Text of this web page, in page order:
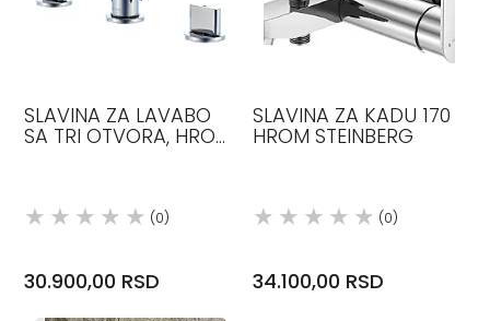
SLAVINA ZA LAVABO
SA TRI OTVORA, HROM,
(0)
30.900,00 RSD
SLAVINA ZA KADU 170
HROM STEINBERG
(0)
34.100,00 RSD